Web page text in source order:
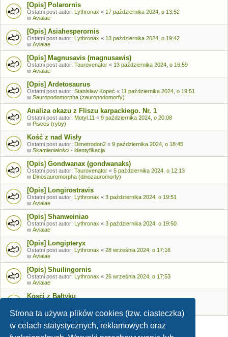
Strona ta używa plików cookies (tzw. ciasteczka)
w celach statystycznych, reklamowych oraz
[Opis] Polarornis
Ostatni post autor: Lythronax « 17 października 2024, o 13:52
w Avialae
[Opis] Asiahesperornis
Ostatni post autor: Lythronax « 13 października 2024, o 19:42
w Avialae
[Opis] Magnusavis (magnusawis)
Ostatni post autor: Taurovenator « 13 października 2024, o 16:59
w Avialae
[Opis] Ardetosaurus
Ostatni post autor: Stanisław Kopeć « 11 października 2024, o 19:51
w Sauropodomorpha (zauropodomorfy)
Analiza okazu z Fliszu karpackiego. Nr. 1
Ostatni post autor: Motyl.11 « 9 października 2024, o 20:08
w Pisces (ryby)
Kość z nad Wisły
Ostatni post autor: Dimetrodon2 « 9 października 2024, o 18:45
w Skamieniałości - identyfikacja
[Opis] Gondwanax (gondwanaks)
Ostatni post autor: Taurovenator « 5 października 2024, o 12:13
w Dinosauromorpha (dinozauromorfy)
[Opis] Longirostravis
Ostatni post autor: Lythronax « 3 października 2024, o 19:51
w Avialae
[Opis] Shanweiniao
Ostatni post autor: Lythronax « 3 października 2024, o 19:50
w Avialae
[Opis] Longipteryx
Ostatni post autor: Lythronax « 28 września 2024, o 17:16
w Avialae
[Opis] Shuilingornis
Ostatni post autor: Lythronax « 26 września 2024, o 17:53
w Avialae
Kosci z Bałtyku
Skamieniałości - identyfikacja